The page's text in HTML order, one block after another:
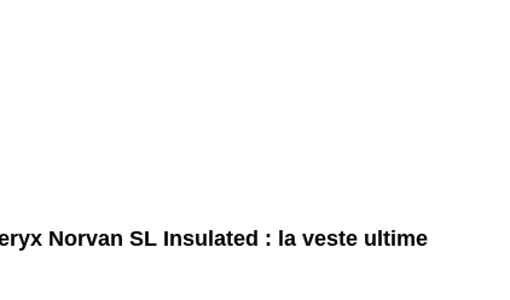
Norvan SL Insulated : la veste ultime